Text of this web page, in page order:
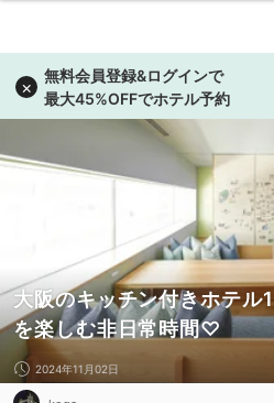
大阪のキッチン付きホテル
を楽しむ非日常時間♡
2024年11月02日